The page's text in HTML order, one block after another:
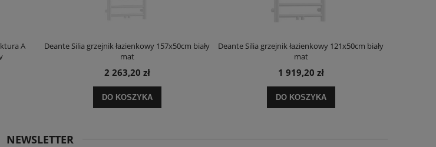
A
Deante Silia grzejnik łazienkowy 157x50cm biały
mat
2 263,20 zł
DO KOSZYKA
Deante Silia grzejnik łazienkowy 121x50cm biały
mat
1 919,20 zł
DO KOSZYKA
NEWSLETTER